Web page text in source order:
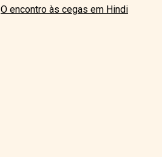
O encontro às cegas em Hindi